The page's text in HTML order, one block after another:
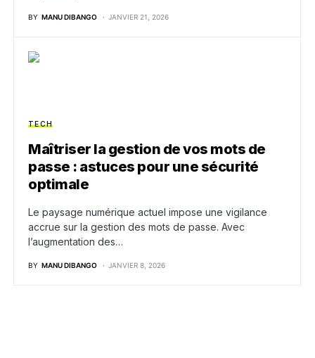
BY MANU DIBANGO JANVIER 21, 2026
TECH
Maîtriser la gestion de vos mots de
passe : astuces pour une sécurité
optimale
Le paysage numérique actuel impose une vigilance
accrue sur la gestion des mots de passe. Avec
l’augmentation des…
BY MANU DIBANGO JANVIER 8, 2026